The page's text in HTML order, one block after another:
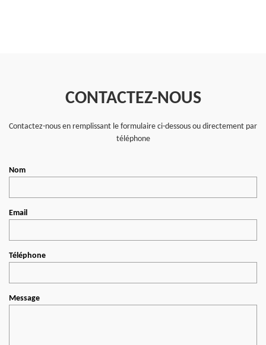
CONTACTEZ-NOUS
Contactez-nous en remplissant le formulaire ci-dessous ou directement par
téléphone
Nom
Email
Téléphone
Message